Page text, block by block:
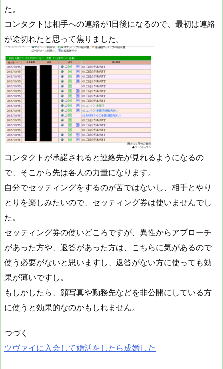
た。
コンタクトは相手への連絡が1日後になるので、最初は連絡
が途切れたと思って焦りました。
コンタクトが承諾されると連絡先が見れるようになるの
で、そこから先は各人の力量になります。
自分でセッティングをするのが苦ではないし、相手とやり
とりを楽しみたいので、セッティング券は使いませんでし
た。
セッティング券の使いどころですが、異性からアプローチ
があった方や、返答があった方は、こちらに気があるので
使う必要がないと思いますし、返答がない方に使っても効
果が薄いですし。
もしかしたら、顔写真や勤務先などを非公開にしている方
に使うと効果的なのかもしれません。
つづく
ツヴァイに入会して婚活をしたら成婚した